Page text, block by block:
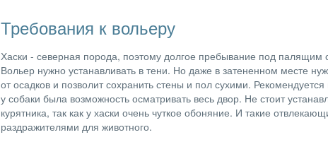
Требования к вольеру
Хаски - северная порода, поэтому долгое пребывание под палящим
Вольер нужно устанавливать в тени. Но даже в затененном месте
от осадков и позволит сохранить стены и пол сухими.
у собаки была возможность осматривать весь двор. Не стоит
курятника, так как у хаски очень чуткое обоняние. И такие
раздражителями для животного.